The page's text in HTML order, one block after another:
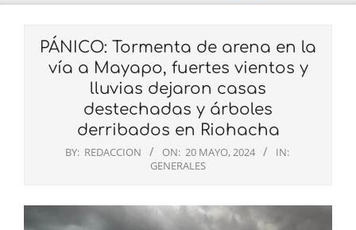
PÁNICO: Tormenta de arena en la
vía a Mayapo, fuertes vientos y
lluvias dejaron casas
destechadas y árboles
derribados en Riohacha
BY: REDACCION ON: 20 MAYO, 2024
IN:
GENERALES